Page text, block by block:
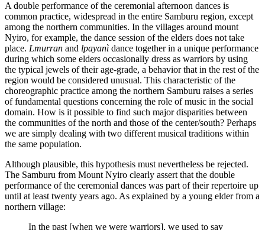
A double performance of the ceremonial afternoon dances is
common practice, widespread in the entire Samburu region, except
among the northern communities. In the villages around mount
Nyiro, for example, the dance session of the elders does not take
place. Lmurran and lpayanì dance together in a unique performance
during which some elders occasionally dress as warriors by using
the typical jewels of their age-grade, a behavior that in the rest of the
region would be considered unusual. This characteristic of the
choreographic practice among the northern Samburu raises a series
of fundamental questions concerning the role of music in the social
domain. How is it possible to find such major disparities between
the communities of the north and those of the center/south? Perhaps
we are simply dealing with two different musical traditions within
the same population.
Although plausible, this hypothesis must nevertheless be rejected.
The Samburu from Mount Nyiro clearly assert that the double
performance of the ceremonial dances was part of their repertoire up
until at least twenty years ago. As explained by a young elder from a
northern village:
In the past [when we were warriors], we used to say